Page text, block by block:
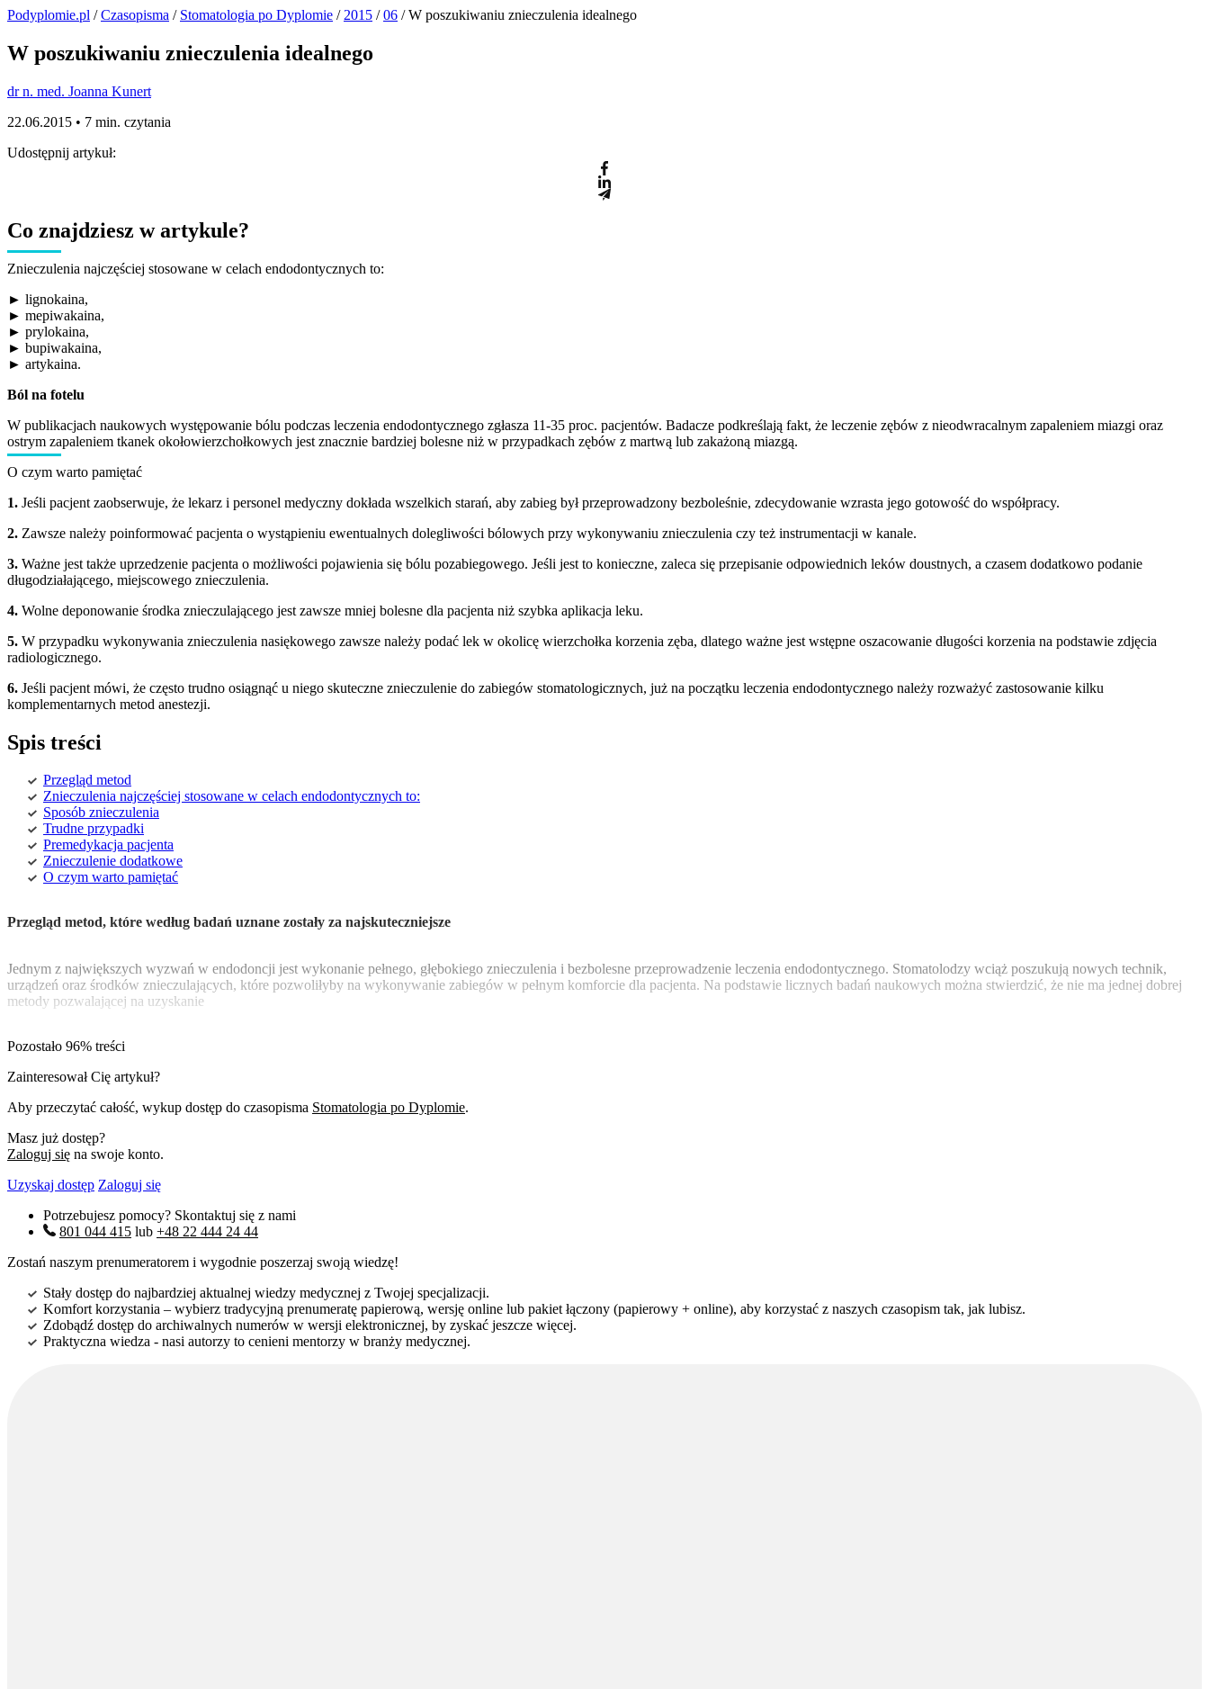
Podyplomie.pl /Czasopisma / Stomatologia po Dyplomie / 2015 /06 / W poszukiwaniu znieczulenia idealnego
W poszukiwaniu znieczulenia idealnego
dr n. med. Joanna Kunert
22.06.2015 • 7 min. czytania
Udostępnij artykuł:
Co znajdziesz w artykule?
Znieczulenia najczęściej stosowane w celach endodontycznych to:
► lignokaina,
► mepiwakaina,
► prylokaina,
► bupiwakaina,
► artykaina.
Ból na fotelu
W publikacjach naukowych występowanie bólu podczas leczenia endodontycznego zgłasza 11-35 proc. pacjentów. Badacze podkreślają fakt, że leczenie zębów z nieodwracalnym zapaleniem miazgi oraz
ostrym zapaleniem tkanek okołowierzchołkowych jest znacznie bardziej bolesne niż w przypadkach zębów z martwą lub zakażoną miazgą.
O czym warto pamiętać
1. Jeśli pacjent zaobserwuje, że lekarz i personel medyczny dokłada wszelkich starań, aby zabieg był przeprowadzony bezboleśnie, zdecydowanie wzrasta jego gotowość do współpracy.
2. Zawsze należy poinformować pacjenta o wystąpieniu ewentualnych dolegliwości bólowych przy wykonywaniu znieczulenia czy też instrumentacji w kanale.
3. Ważne jest także uprzedzenie pacjenta o możliwości pojawienia się bólu pozabiegowego. Jeśli jest to konieczne, zaleca się przepisanie odpowiednich leków doustnych, a czasem dodatkowo podanie
długodziałającego, miejscowego znieczulenia.
4. Wolne deponowanie środka znieczulającego jest zawsze mniej bolesne dla pacjenta niż szybka aplikacja leku.
5. W przypadku wykonywania znieczulenia nasiękowego zawsze należy podać lek w okolicę wierzchołka korzenia zęba, dlatego ważne jest wstępne oszacowanie długości korzenia na podstawie zdjęcia
radiologicznego.
6. Jeśli pacjent mówi, że często trudno osiągnąć u niego skuteczne znieczulenie do zabiegów stomatologicznych, już na początku leczenia endodontycznego należy rozważyć zastosowanie kilku
komplementarnych metod anestezji.
Spis treści
Przegląd metod
Znieczulenia najczęściej stosowane w celach endodontycznych to:
Sposób znieczulenia
Trudne przypadki
Premedykacja pacjenta
Znieczulenie dodatkowe
O czym warto pamiętać
Przegląd metod, które według badań uznane zostały za najskuteczniejsze
Jednym z największych wyzwań w endodoncji jest wykonanie pełnego, głębokiego znieczulenia i bezbolesne przeprowadzenie leczenia endodontycznego. Stomatolodzy wciąż poszukują nowych technik,
urządzeń oraz środków znieczulających, które pozwoliłyby na wykonywanie zabiegów w pełnym komforcie dla pacjenta. Na podstawie licznych badań naukowych można stwierdzić, że nie ma jednej dobrej
metody pozwalającej na uzyskanie
Pozostało 96% treści
Zainteresował Cię artykuł?
Aby przeczytać całość, wykup dostęp do czasopisma Stomatologia po Dyplomie.
Masz już dostęp?
Zaloguj się na swoje konto.
Uzyskaj dostęp Zaloguj się
Potrzebujesz pomocy? Skontaktuj się z nami
801 044 415 lub +48 22 444 24 44
Zostań naszym prenumeratorem i wygodnie poszerzaj swoją wiedzę!
Stały dostęp do najbardziej aktualnej wiedzy medycznej z Twojej specjalizacji.
Komfort korzystania – wybierz tradycyjną prenumeratę papierową, wersję online lub pakiet łączony (papierowy + online), aby korzystać z naszych czasopism tak, jak lubisz.
Zdobądź dostęp do archiwalnych numerów w wersji elektronicznej, by zyskać jeszcze więcej.
Praktyczna wiedza - nasi autorzy to cenieni mentorzy w branży medycznej.